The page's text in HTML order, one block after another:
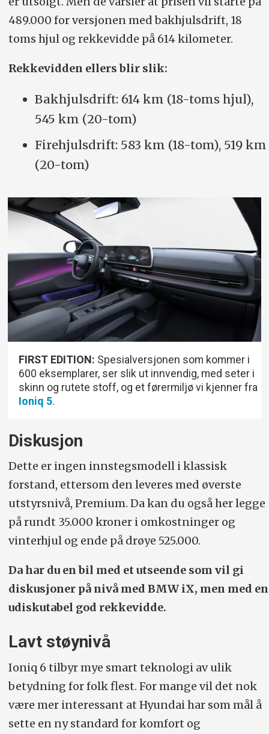
489.000 for versjonen med bakhjulsdrift, 18
toms hjul og rekkevidde på 614 kilometer.
Rekkevidden ellers blir slik:
Bakhjulsdrift: 614 km (18-toms hjul),
545 km (20-tom)
Firehjulsdrift: 583 km (18-tom), 519 km
(20-tom)
FIRST EDITION: Spesialversjonen som kommer i
600 eksemplarer, ser slik ut innvendig, med seter i
skinn og rutete stoff, og et førermiljø vi kjenner fra
Ioniq 5.
Diskusjon
Dette er ingen innstegsmodell i klassisk
forstand, ettersom den leveres med øverste
utstyrsnivå, Premium. Da kan du også her legge
på rundt 35.000 kroner i omkostninger og
vinterhjul og ende på drøye 525.000.
Da har du en bil med et utseende som vil gi
diskusjoner på nivå med BMW iX, men med en
udiskutabel god rekkevidde.
Lavt støynivå
Ioniq 6 tilbyr mye smart teknologi av ulik
betydning for folk flest. For mange vil det nok
være mer interessant at Hyundai har som mål å
sette en ny standard for komfort og